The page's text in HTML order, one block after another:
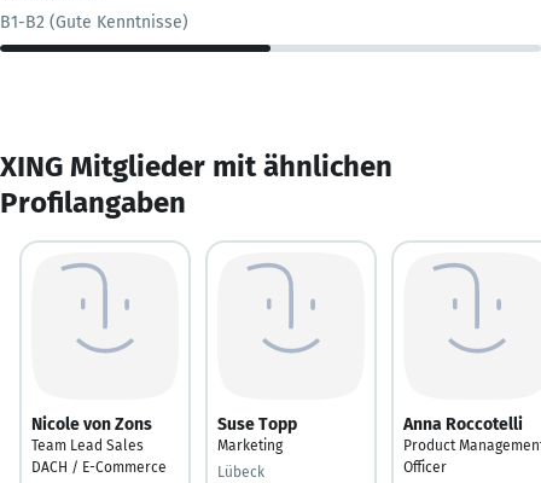
B1-B2 (Gute Kenntnisse)
XING Mitglieder mit ähnlichen
Profilangaben
Nicole von Zons
Team Lead Sales
DACH / E-Commerce
Suse Topp
Marketing
Lübeck
Anna Roccotelli
Product
Officer